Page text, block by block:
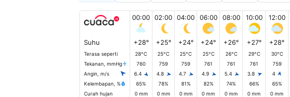
00:00 02:00 04:00 06:00 08:00 10:00 12:00
Suhu +28° +25° +24° +24° +26° +27° +28°
Terasa seperti 28°C 25°C 25°C 25°C 26°C 29°C 30°C
Tekanan, mmHg
760 759 759 761 761 761 759
Angin, m/s
6.4 4.8 4.7 4.9 5.4 3.8 4
Kelembapan, %
65% 78% 81% 82% 74% 66% 65%
Curah hujan
0 mm 0 mm 0 mm 0 mm 0 mm 0 mm 0 mm